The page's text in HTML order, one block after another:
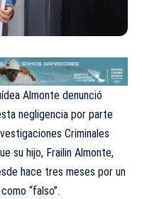
Almonte denunció
negligencia por parte
Criminales
su hijo, Frailin Almonte,
hace tres meses por un
“falso”.